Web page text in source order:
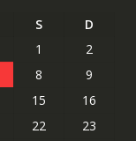
S
D
1
2
8
9
15
16
22
23